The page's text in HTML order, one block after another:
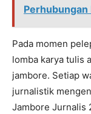
Pada momen
lomba karya tulis
jambore. Setiap
jurnalistik
Jambore Jurnalis